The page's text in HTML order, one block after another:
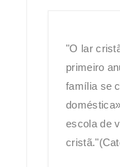
"O lar
primeiro
família se
escola de